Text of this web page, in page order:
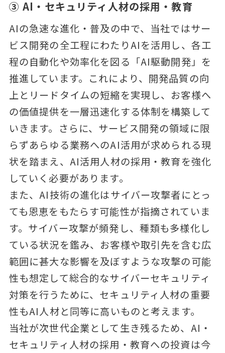
③ AI・セキュリティ人材の採用・教育
AIの急速な進化・普及の中で、当社ではサー
ビス開発の全工程にわたりAIを活用し、各工
程の自動化や効率化を図る「AI駆動開発」を
推進しています。これにより、開発品質の向
上とリードタイムの短縮を実現し、お客様へ
の価値提供を一層迅速化する体制を構築して
いきます。さらに、サービス開発の領域に限
らずあらゆる業務へのAI活用が求められる現
状を踏まえ、AI活用人材の採用・教育を強化
していく必要があります。
また、AI技術の進化はサイバー攻撃者にとっ
ても恩恵をもたらす可能性が指摘されていま
す。サイバー攻撃が頻発し、種類も多様化し
ている状況を鑑み、お客様や取引先を含む広
範囲に甚大な影響を及ぼすような攻撃の可能
性も想定して総合的なサイバーセキュリティ
対策を行うために、セキュリティ人材の重要
性もAI人材と同等に高いものと考えます。
当社が次世代企業として生き残るため、AI・
セキュリティ人材の採用・教育への投資は今